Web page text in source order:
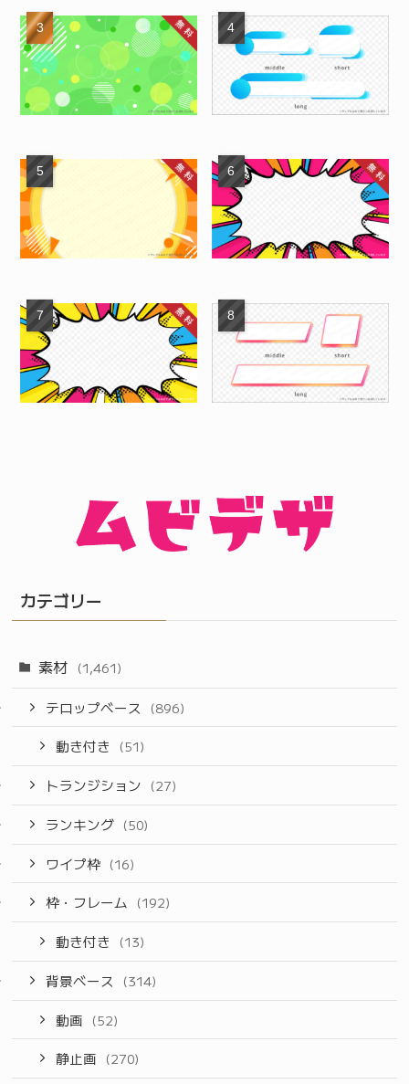
カテゴリー
素材 (1,461)
テロップベース (896)
動き付き (51)
トランジション (27)
ランキング (50)
ワイプ枠 (16)
枠・フレーム (192)
動き付き (13)
背景ベース (314)
動画 (52)
静止画 (270)